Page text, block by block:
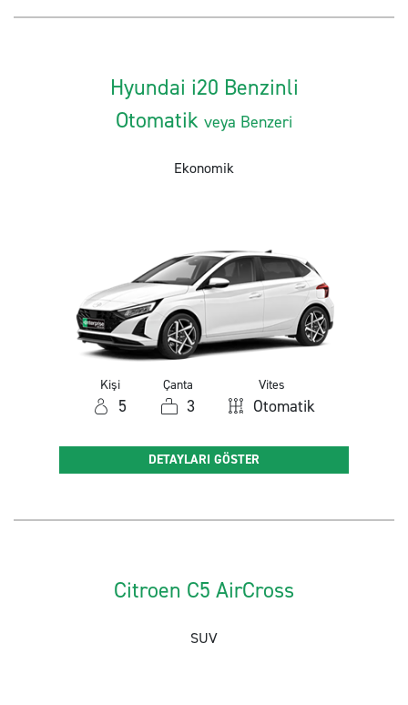
Hyundai i20 Benzinli
Otomatik veya Benzeri
Ekonomik
Kişi
5
Çanta
3
Vites
Otomatik
DETAYLARI GÖSTER
Citroen C5 AirCross
SUV